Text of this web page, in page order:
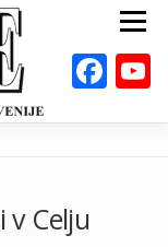
Meni
ŽIVILA
Celju